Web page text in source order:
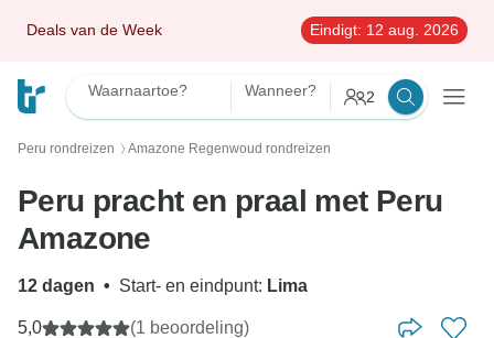
Deals van de Week Eindigt: 12 aug. 2026
Waarnaartoe? Wanneer? 2
Peru rondreizen 〉 Amazone Regenwoud rondreizen
Peru pracht en praal met Peru
Amazone
12 dagen • Start- en eindpunt: Lima
5,0 (1 beoordeling)